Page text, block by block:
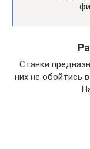
Станки
них не обойтись